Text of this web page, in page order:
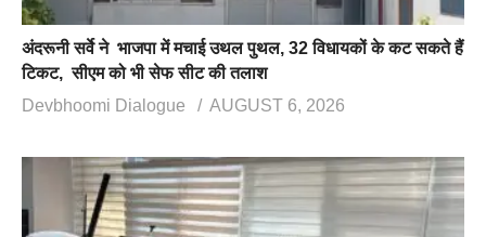
अंदरूनी सर्वे ने भाजपा में मचाई उथल पुथल, 32 विधायकों के कट सकते हैं
टिकट, सीएम को भी सेफ सीट की तलाश
Devbhoomi Dialogue
AUGUST 6, 2026